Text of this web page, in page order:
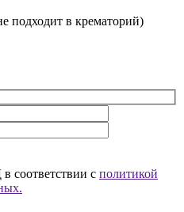
в крематорий)
соответствии с политикой